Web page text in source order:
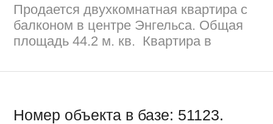
Продается двухкомнатная квартира с
балконом в центре Энгельса. Общая
площадь 44.2 м. кв. Квартира в
Номер объекта в базе: 51123.